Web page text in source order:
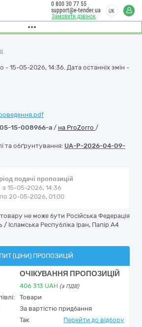
Замовити дзвінок
0 800 30 77 55
support@e-tender.ua
UK
- 15-05-2026, 14:36. Дата останніх змін -
15-008966-a / на ProZorro /
та обґрунтування: UA-P-2026-04-09-
подачі пропозицій
з 15-05-2026, 14:36
по 20-05-2026, 01:00
не може бути Російська Федерація
/ Ісламська Республіка Іран, Папір А4
(ЦІНИ) ПРОПОЗИЦІЙ
ОЧІКУВАННЯ ПРОПОЗИЦІЙ
406 313 UAH (з ПДВ)
Товари
За вартістю придбання
Так Перейти до відбору